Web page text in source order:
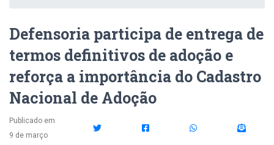
Defensoria participa de entrega de
termos definitivos de adoção e
reforça a importância do Cadastro
Nacional de Adoção
Publicado em
9 de março